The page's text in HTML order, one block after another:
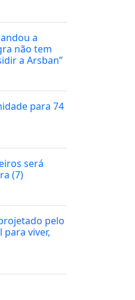
a
não tem
a Arsban”
para 74
será
(7)
pelo
viver,